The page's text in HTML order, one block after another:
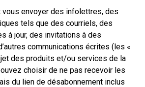
vous envoyer des infolettres, des
tels que des courriels, des
à jour, des invitations à des
communications écrites (les «
des produits et/ou services de la
choisir de ne pas recevoir les
du lien de désabonnement inclus